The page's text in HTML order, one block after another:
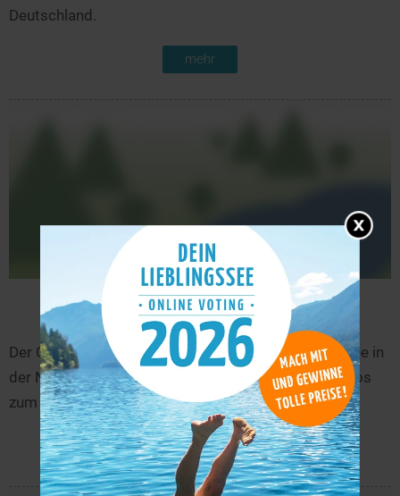
Deutschland.
mehr
Großer Schierensee 8,1 km
Der Großer Schierensee befindet sich bei Schierensee in
der Nähe von Kiel in Schleswig-Holstein. Weitere Infos
zum See finden Sie hier!
mehr